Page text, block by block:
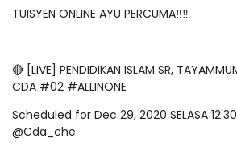
TUISYEN ONLINE AYU PERCUMA‼️‼️
🔴 [LIVE] PENDIDIKAN ISLAM SR,
CDA #02 #ALLINONE
Scheduled for Dec 29, 2020 SELASA 12.30
@Cda_che